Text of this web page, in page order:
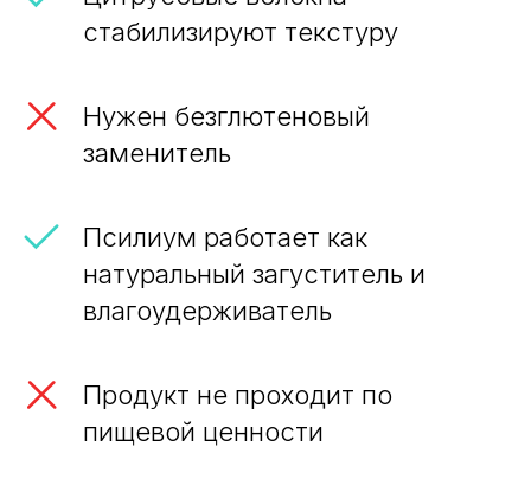
стабилизируют текстуру
Нужен безглютеновый
заменитель
Псилиум работает как
натуральный загуститель и
влагоудерживатель
Продукт не проходит по
пищевой ценности